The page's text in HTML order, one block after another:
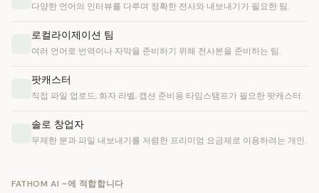
다양한 언어의 인터뷰를 다루며 정확한 전사와 내보내기가 필요한 팀.
로컬라이제이션 팀
여러 언어로 번역이나 자막을 준비하기 위해 전사본을 준비하는 팀.
팟캐스터
직접 파일 업로드, 화자 라벨, 캡션 준비용 타임스탬프가 필요한 팟캐스터.
솔로 창업자
무제한 분과 파일 내보내기를 저렴한 프리미엄 요금제로 이용하려는 개인.
FATHOM AI ~에 적합합니다